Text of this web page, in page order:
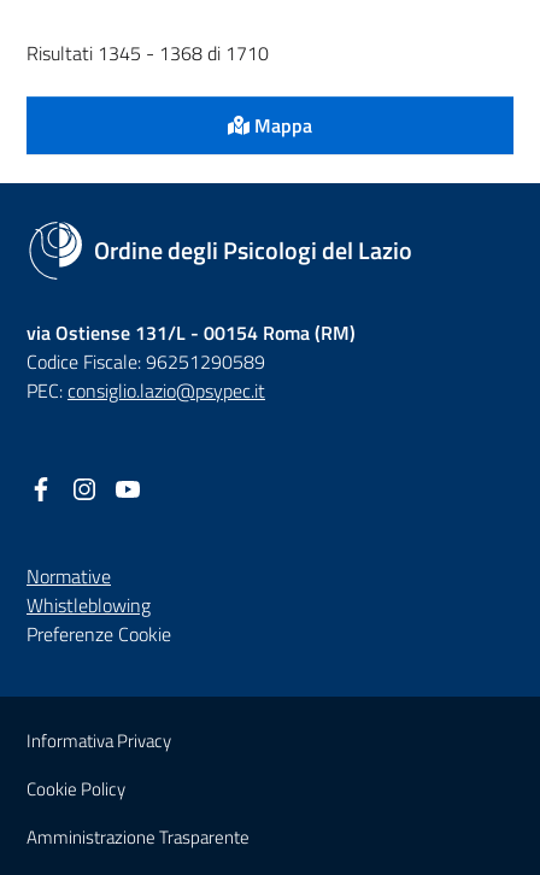
Risultati 1345 - 1368 di 1710
Mappa
Ordine degli Psicologi del Lazio
via Ostiense 131/L - 00154 Roma (RM)
Codice Fiscale: 96251290589
PEC:consiglio.lazio@psypec.it
Facebook
(nuova scheda - new tab)
Instagram
(nuova scheda - new tab)
Normative
Whistleblowing(nuova scheda - new tab)
Preferenze Cookie
Sezione Link Utili
Informativa Privacy
Cookie Policy
Amministrazione Trasparente